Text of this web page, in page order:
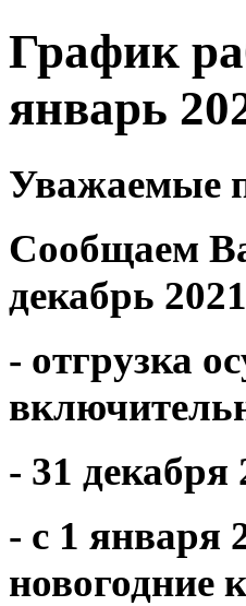
График
январь
Уважаемые
Сообщаем
декабрь
- отгрузка
- 31
- с 1 января
новогодние